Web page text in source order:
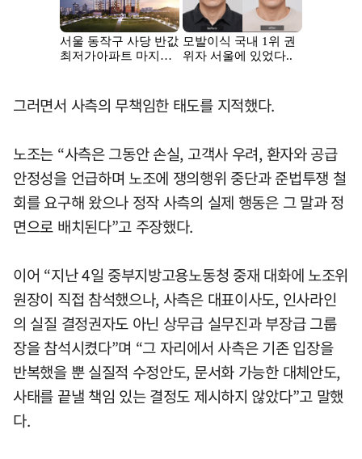
그러면서 사측의 무책임한 태도를 지적했다.
노조는 “사측은 그동안 손실, 고객사 우려, 환자와 공급
안정성을 언급하며 노조에 쟁의행위 중단과 준법투쟁 철
회를 요구해 왔으나 정작 사측의 실제 행동은 그 말과 정
면으로 배치된다”고 주장했다.
이어 “지난 4일 중부지방고용노동청 중재 대화에 노조위
원장이 직접 참석했으나, 사측은 대표이사도, 인사라인
의 실질 결정권자도 아닌 상무급 실무진과 부장급 그룹
장을 참석시켰다”며 “그 자리에서 사측은 기존 입장을
반복했을 뿐 실질적 수정안도, 문서화 가능한 대체안도,
사태를 끝낼 책임 있는 결정도 제시하지 않았다”고 말했
다.